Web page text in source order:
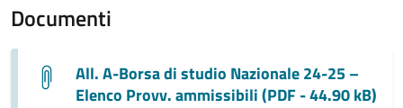
Documenti
All. A-Borsa di studio Nazionale 24-25 –
Elenco Provv. ammissibili (PDF - 44.90 kB)